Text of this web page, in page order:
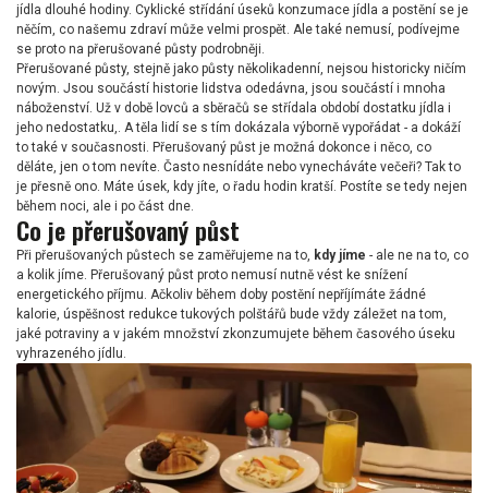
jídla dlouhé hodiny. Cyklické střídání úseků konzumace jídla a postění se je
něčím, co našemu zdraví může velmi prospět. Ale také nemusí, podívejme
se proto na přerušované půsty podrobněji.
Přerušované půsty, stejně jako půsty několikadenní, nejsou historicky ničím
novým. Jsou součástí historie lidstva odedávna, jsou součástí i mnoha
náboženství. Už v době lovců a sběračů se střídala období dostatku jídla i
jeho nedostatku,. A těla lidí se s tím dokázala výborně vypořádat - a dokáží
to také v současnosti. Přerušovaný půst je možná dokonce i něco, co
děláte, jen o tom nevíte. Často nesnídáte nebo vynecháváte večeři? Tak to
je přesně ono. Máte úsek, kdy jíte, o řadu hodin kratší. Postíte se tedy nejen
během noci, ale i po část dne.
Co je přerušovaný půst
Při přerušovaných půstech se zaměřujeme na to, kdy jíme - ale ne na to, co
a kolik jíme. Přerušovaný půst proto nemusí nutně vést ke snížení
energetického příjmu. Ačkoliv během doby postění nepříjímáte žádné
kalorie, úspěšnost redukce tukových polštářů bude vždy záležet na tom,
jaké potraviny a v jakém množství zkonzumujete během časového úseku
vyhrazeného jídlu.